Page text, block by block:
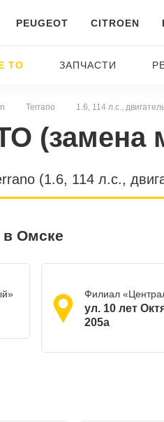
PEUGEOT CITROEN
ТО ЗАПЧАСТИ
Terrano 1.6, 114 л.с.,
(замена
(1.6, 114 л.с.,
Омске
Филиал
ул. 10 лет
205а